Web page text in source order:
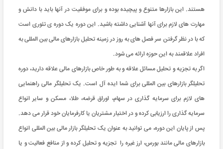
هستند. این بازارها متنوع و پیچیده بوده و برای موفقیت در آنها باید با دانش و
مهارت های لازم برای آنها آشنایی داشته باشید. این دوره یک دوره ی تئوری است
که با در نظر گرفتن سر فصل های به روز در زمینه تحلیل بازارهای مالی بین المللی به
افراد علاقمند به این حوزه ارائه می شود.
اگر به تجزیه و تحلیل مسائل علاقه و به طور خاص بازارهای مالی علاقه دارید، دوره
تحلیلگر بازارهای بین المللی برای شما ایده آل است. یک تحلیلگر مالی راهنمایی
های لازم برای سرمایه گذاری در سهام، اوراق قرضه، طلا، مسکن و سایر انواع
سرمایه گذاری را ارزیابی کرده و در اختیار مشتریان یا کارفرمایان خود قرار می دهد.
پس از پایان این دوره، می توانید به عنوان یک تحلیلگر بازار مالی بین المللی انواع
بازارهای مالی مانند بورس، ارز غیره را تجزیه و تحلیل کرده و از منافع فعالیت و یا